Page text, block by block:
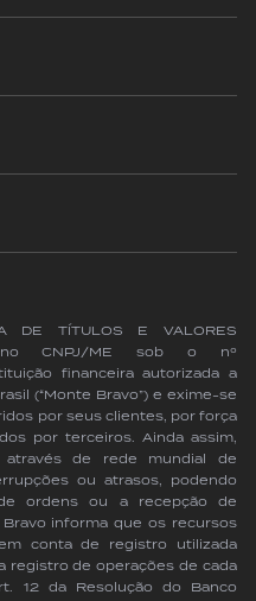
DE TÍTULOS E VALORES
no CNPJ/ME sob o nº
financeira autorizada a
(“Monte Bravo”) e exime-se
por seus clientes, por força
por terceiros. Ainda assim,
através de rede mundial de
ou atrasos, podendo
ordens ou a recepção de
informa que os recursos
conta de registro utilizada
registro de operações de cada
12 da Resolução do Banco